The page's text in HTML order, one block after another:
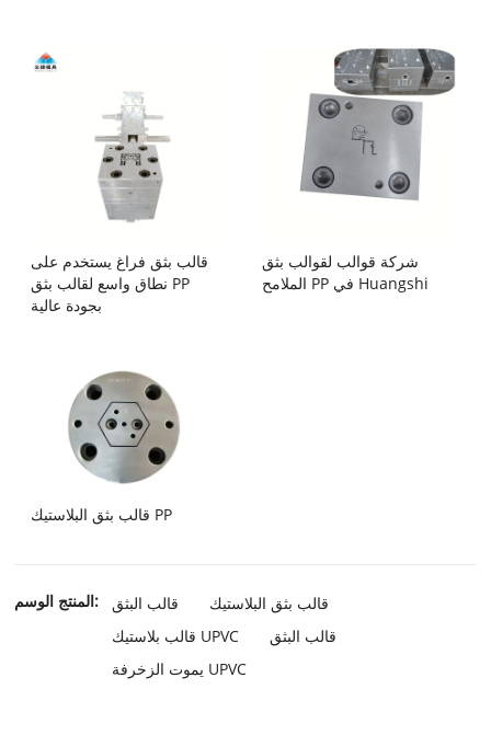
قالب بثق فراغ يستخدم على
نطاق واسع لقالب بثق PP
بجودة عالية
شركة قوالب لقوالب بثق
الملامح PP في Huangshi
قالب بثق البلاستيك PP
المنتج الوسم: قالب البثق
قالب بثق البلاستيك
قالب بلاستيك UPVC
قالب البثق
يموت الزخرفة UPVC